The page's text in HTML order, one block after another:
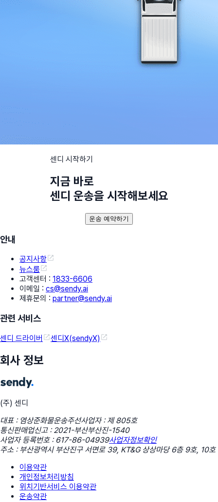
센디 시작하기
지금 바로
센디 운송을 시작해보세요
운송 예약하기
안내
공지사항
뉴스룸
고객센터 : 1833-6606
이메일 : cs@sendy.ai
제휴문의 : partner@sendy.ai
관련 서비스
센디 드라이버 센디X(sendyX)
회사 정보
(주) 센디
대표 : 염상준화물운송주선사업자 : 제 805호
통신판매업신고 : 2021-부산부산진-1540
사업자 등록번호 : 617-86-04939사업자정보확인
주소 : 부산광역시 부산진구 서면로 39, KT&G 상상마당 6층 9호, 10호
이용약관
개인정보처리방침
위치기반서비스 이용약관
운송약관